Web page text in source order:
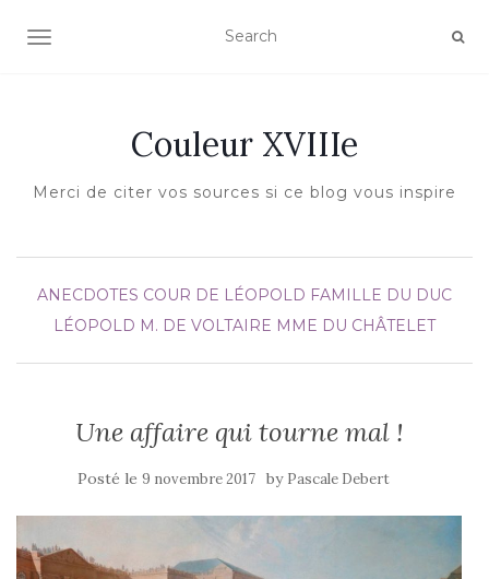
AFFICHER/MASQUER LA NAVIGATION
Couleur XVIIIe
Merci de citer vos sources si ce blog vous inspire
ANECDOTES COUR DE LÉOPOLD FAMILLE DU DUC
LÉOPOLD M. DE VOLTAIRE MME DU CHÂTELET
Une affaire qui tourne mal !
Posté le 9 novembre 2017 by Pascale Debert